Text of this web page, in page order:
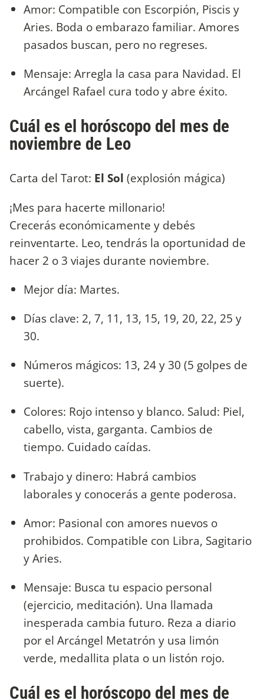
Amor: Compatible con Escorpión, Piscis y
Aries. Boda o embarazo familiar. Amores
pasados buscan, pero no regreses.
Mensaje: Arregla la casa para Navidad. El
Arcángel Rafael cura todo y abre éxito.
Cuál es el horóscopo del mes de
noviembre de Leo
Carta del Tarot: El Sol (explosión mágica)
¡Mes para hacerte millonario!
Crecerás económicamente y debés
reinventarte. Leo, tendrás la oportunidad de
hacer 2 o 3 viajes durante noviembre.
Mejor día: Martes.
Días clave: 2, 7, 11, 13, 15, 19, 20, 22, 25 y
30.
Números mágicos: 13, 24 y 30 (5 golpes de
suerte).
Colores: Rojo intenso y blanco. Salud: Piel,
cabello, vista, garganta. Cambios de
tiempo. Cuidado caídas.
Trabajo y dinero: Habrá cambios
laborales y conocerás a gente poderosa.
Amor: Pasional con amores nuevos o
prohibidos. Compatible con Libra, Sagitario
y Aries.
Mensaje: Busca tu espacio personal
(ejercicio, meditación). Una llamada
inesperada cambia futuro. Reza a diario
por el Arcángel Metatrón y usa limón
verde, medallita plata o un listón rojo.
Cuál es el horóscopo del mes de